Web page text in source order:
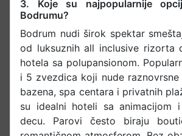
3. Koje su najpopularnije
Bodrumu?
Bodrum nudi širok spektar
od luksuznih all inclusive rizorta
hotela sa polupansionom.
i 5 zvezdica koji nude
bazena, spa centara i privatnih
su idealni hoteli sa animacijom
decu. Parovi često biraju